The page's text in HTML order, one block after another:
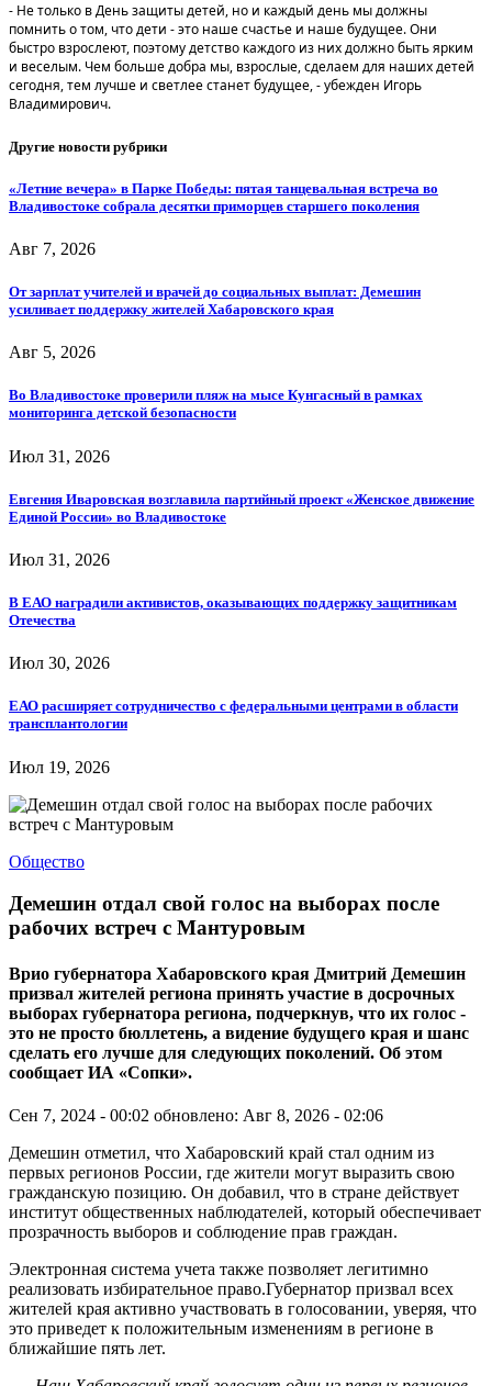
- Не только в День защиты детей, но и каждый день мы должны
помнить о том, что дети - это наше счастье и наше будущее. Они
быстро взрослеют, поэтому детство каждого из них должно быть ярким
и веселым. Чем больше добра мы, взрослые, сделаем для наших детей
сегодня, тем лучше и светлее станет будущее, - убежден Игорь
Владимирович.
Другие новости рубрики
«Летние вечера» в Парке Победы: пятая танцевальная встреча во
Владивостоке собрала десятки приморцев старшего поколения
Авг 7, 2026
От зарплат учителей и врачей до социальных выплат: Демешин
усиливает поддержку жителей Хабаровского края
Авг 5, 2026
Во Владивостоке проверили пляж на мысе Кунгасный в рамках
мониторинга детской безопасности
Июл 31, 2026
Евгения Иваровская возглавила партийный проект «Женское движение
Единой России» во Владивостоке
Июл 31, 2026
В ЕАО наградили активистов, оказывающих поддержку защитникам
Отечества
Июл 30, 2026
ЕАО расширяет сотрудничество с федеральными центрами в области
трансплантологии
Июл 19, 2026
Общество
Демешин отдал свой голос на выборах после
рабочих встреч с Мантуровым
Врио губернатора Хабаровского края Дмитрий Демешин
призвал жителей региона принять участие в досрочных
выборах губернатора региона, подчеркнув, что их голос -
это не просто бюллетень, а видение будущего края и шанс
сделать его лучше для следующих поколений. Об этом
сообщает ИА «Сопки».
Сен 7, 2024 - 00:02 обновлено: Авг 8, 2026 - 02:06
Демешин отметил, что Хабаровский край стал одним из
первых регионов России, где жители могут выразить свою
гражданскую позицию. Он добавил, что в стране действует
институт общественных наблюдателей, который обеспечивает
прозрачность выборов и соблюдение прав граждан.
Электронная система учета также позволяет легитимно
реализовать избирательное право.Губернатор призвал всех
жителей края активно участвовать в голосовании, уверяя, что
это приведет к положительным изменениям в регионе в
ближайшие пять лет.